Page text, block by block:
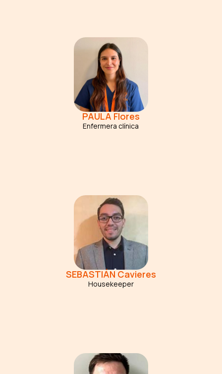
PAULA Flores
Enfermera clínica
SEBASTIÁN Cavieres
Housekeeper